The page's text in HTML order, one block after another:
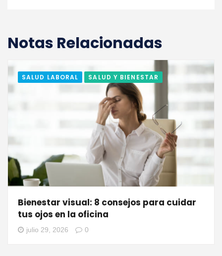
Notas Relacionadas
SALUD LABORAL SALUD Y BIENESTAR
Bienestar visual: 8 consejos para cuidar
tus ojos en la oficina
julio 29, 2026 0